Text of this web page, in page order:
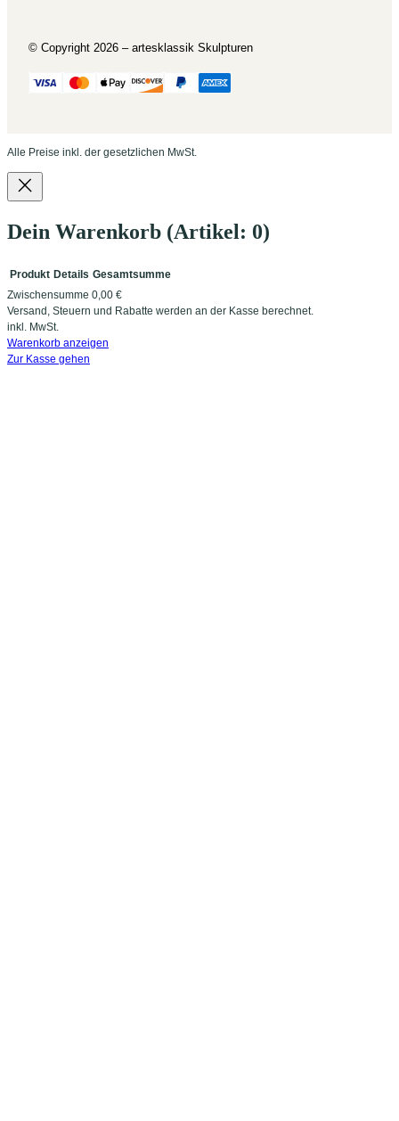
© Copyright 2026 – artesklassik Skulpturen
Alle Preise inkl. der gesetzlichen MwSt.
Dein Warenkorb (Artikel: 0)
Produkte
im
Warenkorb
Produkt Details Gesamtsumme
Zwischensumme 0,00 €
Versand, Steuern und Rabatte werden an der Kasse berechnet.
inkl. MwSt.
Warenkorb anzeigen
Zur Kasse gehen